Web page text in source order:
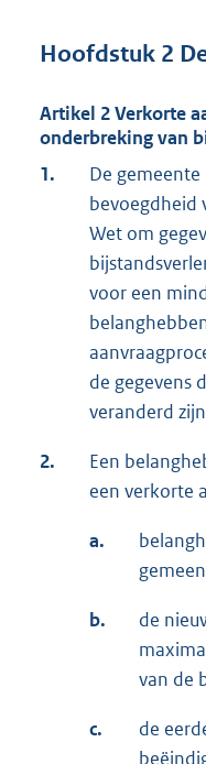
Hoofdstuk 2
Artikel 2 Verkorte
onderbreking van
1.
De
bevoegdheid
Wet om
voor een
de gegevens
veranderd
2.
Een
een verkorte
a.
b.
de
van de
c.
de